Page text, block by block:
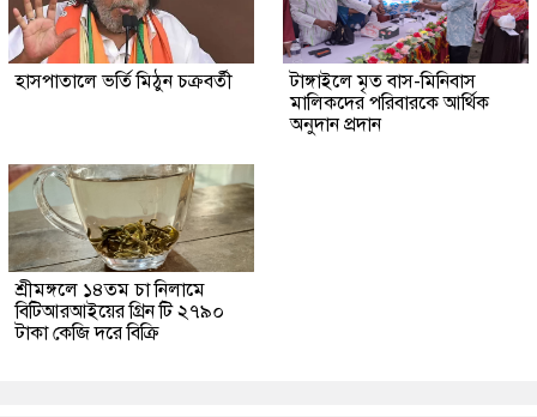
হাসপাতালে ভর্তি মিঠুন চক্রবর্তী
টাঙ্গাইলে মৃত বাস-মিনিবাস
মালিকদের পরিবারকে আর্থিক
অনুদান প্রদান
শ্রীমঙ্গলে ১৪তম চা নিলামে
বিটিআরআইয়ের গ্রিন টি ২৭৯০
টাকা কেজি দরে বিক্রি